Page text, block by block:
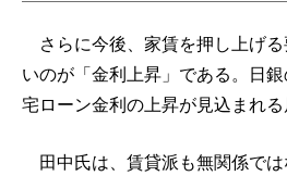
さらに今後、家賃を押し上げ
いのが「金利上昇」である。日
宅ローン金利の上昇が見込まれる
田中氏は、賃貸派も無関係では